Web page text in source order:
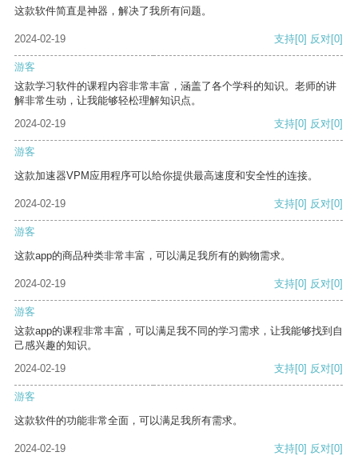
这款软件简直是神器，解决了我所有问题。
2024-02-19 支持[0] 反对[0]
游客
这款学习软件的课程内容非常丰富，涵盖了各个学科的知识。老师的讲
解非常生动，让我能够轻松理解知识点。
2024-02-19
支持[0] 反对[0]
游客
这款加速器VPM应用程序可以给你提供最高速度和安全性的连接。
2024-02-19 支持[0] 反对[0]
游客
这款app的商品种类非常丰富，可以满足我所有的购物需求。
2024-02-19 支持[0] 反对[0]
游客
这款app的课程非常丰富，可以满足我不同的学习需求，让我能够找到自
己感兴趣的知识。
2024-02-19
支持[0] 反对[0]
游客
这款软件的功能非常全面，可以满足我所有需求。
2024-02-19 支持[0] 反对[0]